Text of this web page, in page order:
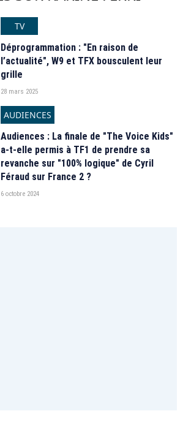
TV
Déprogrammation : "En raison de
l’actualité", W9 et TFX bousculent leur
grille
28 mars 2025
AUDIENCES
Audiences : La finale de "The Voice Kids"
a-t-elle permis à TF1 de prendre sa
revanche sur "100% logique" de Cyril
Féraud sur France 2 ?
6 octobre 2024